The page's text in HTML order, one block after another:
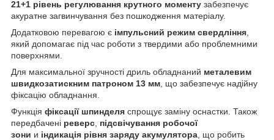
21+1 рівень регулювання крутного моменту забезпечує
акуратне загвинчування без пошкодження матеріалу.
Додатковою перевагою є імпульсний режим свердління
який допомагає під час роботи з твердими або проблемними
поверхнями.
Для максимальної зручності дриль обладнаний металевим
швидкозатискним патроном 13 мм , що забезпечує надійну
фіксацію обладнання.
Функція фіксації шпинделя спрощує заміну оснастки. Також
передбачені реверс підсвічування робочої
зони и індикація рівня заряду акумулятора , що робить